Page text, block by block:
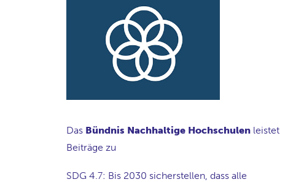
Das Bündnis Nachhaltige Hochschulen leistet
Beiträge zu
SDG 4.7: Bis 2030 sicherstellen, dass alle